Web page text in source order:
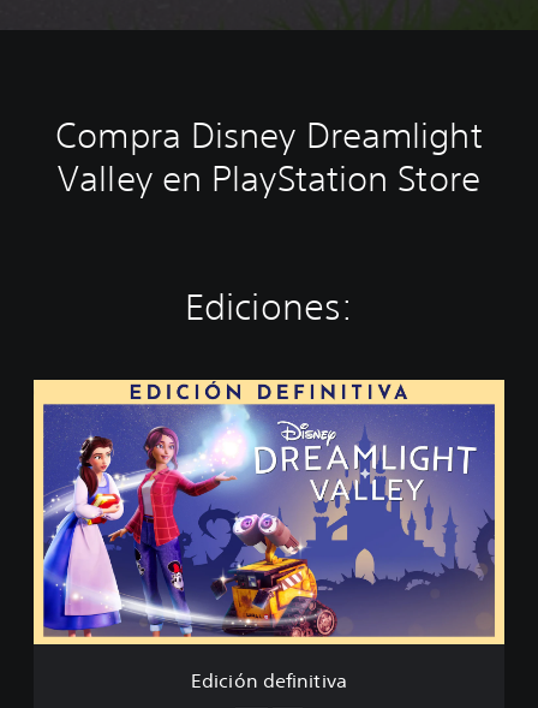
Compra Disney Dreamlight
Valley en PlayStation Store
Ediciones:
n
Edición definitiva